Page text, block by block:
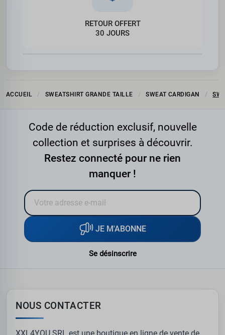
RETOUR OFFERT
30 JOURS
ACCUEIL SWEATSHIRT GRANDE TAILLE SWEAT CARDIGAN
Code de réduction exclusif, nouvelle
collection et surprises à découvrir.
Restez connecté pour ne rien
manquer !
JE M'ABONNE
Se désinscrire
NOUS CONTACTER